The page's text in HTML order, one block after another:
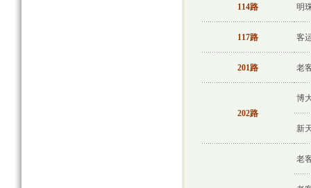
114路 明
117路 客
201路 老
202路
博
新
老